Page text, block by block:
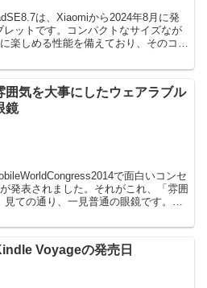
は、Xiaomiから2024年8月に発
ットです。コンパクトなサイズなが
楽しめる性能を備えており、そのコス
囲気を大事にしたウェアラブル
鏡
で面白いコンセ
発表されました。それがこれ、「雰囲
ての通り、一見普通の眼鏡です。そ
Voyageの発売日